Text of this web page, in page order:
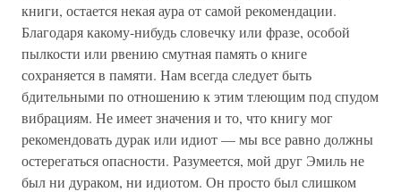
книги, остается некая аура от самой рекомендации.
Благодаря какому-нибудь словечку или фразе, особой
пылкости или рвению смутная память о книге
сохраняется в памяти. Нам всегда следует быть
бдительными по отношению к этим тлеющим под спудом
вибрациям. Не имеет значения и то, что книгу мог
рекомендовать дурак или идиот — мы все равно должны
остерегаться опасности. Разумеется, мой друг Эмиль не
был ни дураком, ни идиотом. Он просто был слишком